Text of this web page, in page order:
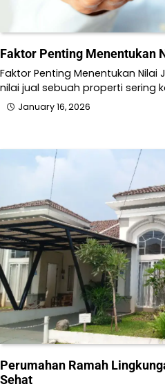
Faktor Penting Menentukan
Faktor Penting Menentukan Nilai
nilai jual sebuah properti sering
January 16, 2026
Perumahan Ramah
Sehat